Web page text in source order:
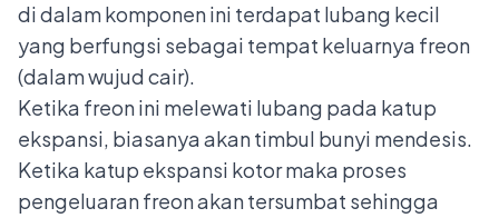
di dalam komponen ini terdapat lubang kecil
yang berfungsi sebagai tempat keluarnya freon
(dalam wujud cair).
Ketika freon ini melewati lubang pada katup
ekspansi, biasanya akan timbul bunyi mendesis.
Ketika katup ekspansi kotor maka proses
pengeluaran freon akan tersumbat sehingga